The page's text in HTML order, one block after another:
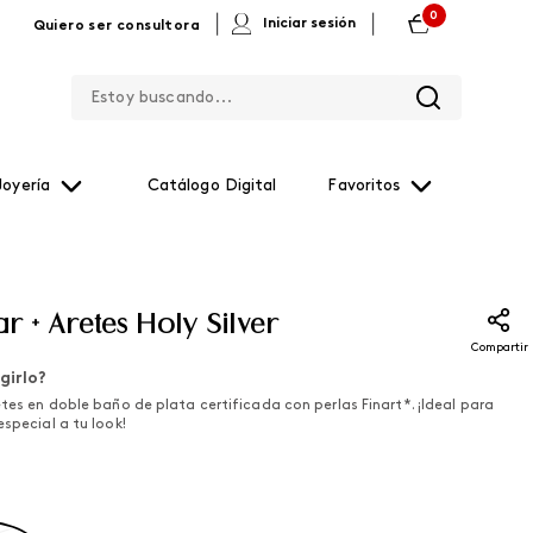
Quiero ser consultora Iniciar sesión
0
Catálogo Digital Favoritos
+ Aretes Holy Silver
Compartir
en doble baño de plata certificada con perlas Finart*. ¡Ideal para
a tu look!